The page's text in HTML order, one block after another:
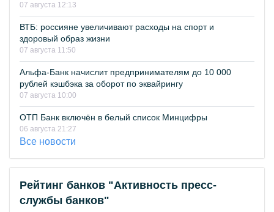
07 августа 12:13
ВТБ: россияне увеличивают расходы на спорт и
здоровый образ жизни
07 августа 11:50
Альфа-Банк начислит предпринимателям до 10 000
рублей кэшбэка за оборот по эквайрингу
07 августа 10:00
ОТП Банк включён в белый список Минцифры
06 августа 21:27
Все новости
Рейтинг банков "Активность пресс-
службы банков"